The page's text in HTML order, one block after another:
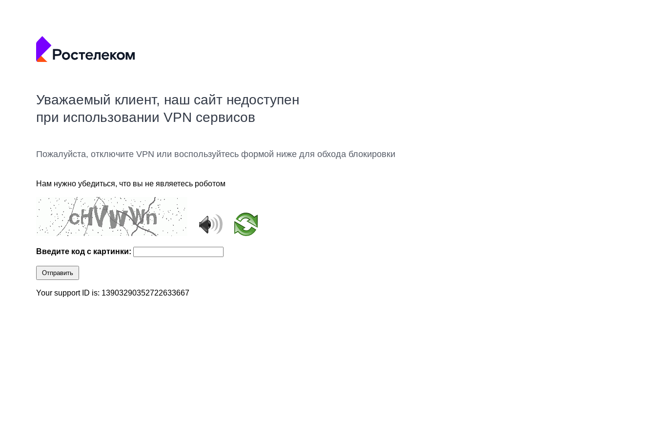
Уважаемый клиент, наш сайт недоступен
при использовании VPN сервисов
Пожалуйста, отключите VPN или воспользуйтесь формой ниже для обхода блокировки
Нам нужно убедиться, что вы не являетесь роботом
Введите код с картинки:
Отправить
Your support ID is: 13903290352722633667